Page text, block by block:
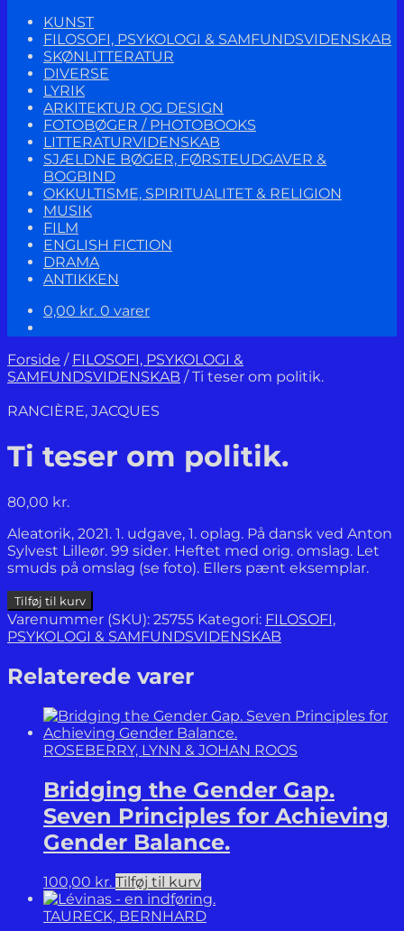
KUNST
FILOSOFI, PSYKOLOGI & SAMFUNDSVIDENSKAB
SKØNLITTERATUR
DIVERSE
LYRIK
ARKITEKTUR OG DESIGN
FOTOBØGER / PHOTOBOOKS
LITTERATURVIDENSKAB
SJÆLDNE BØGER, FØRSTEUDGAVER &
BOGBIND
OKKULTISME, SPIRITUALITET & RELIGION
MUSIK
FILM
ENGLISH FICTION
DRAMA
ANTIKKEN
0,00 kr. 0 varer
Forside / FILOSOFI, PSYKOLOGI &
SAMFUNDSVIDENSKAB /Ti teser om politik.
RANCIÈRE, JACQUES
Ti teser om politik.
80,00 kr.
Aleatorik, 2021. 1. udgave, 1. oplag. På dansk ved Anton
Sylvest Lilleør. 99 sider. Heftet med orig. omslag. Let
smuds på omslag (se foto). Ellers pænt eksemplar.
Ti
teser
om
antal
Tilføj til kurv
Varenummer (SKU): 25755 Kategori: FILOSOFI,
PSYKOLOGI & SAMFUNDSVIDENSKAB
Relaterede varer
ROSEBERRY, LYNN & JOHAN ROOS
Bridging the Gender Gap.
Seven Principles for Achieving
Gender Balance.
100,00 kr. Tilføj til kurv
TAURECK, BERNHARD